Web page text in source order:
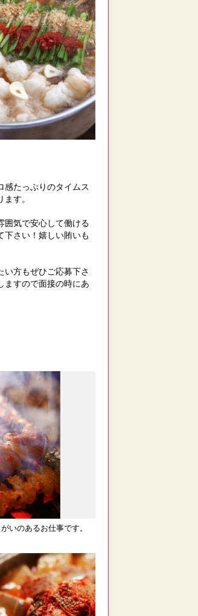
たっぷりのタイムス
す。
囲気で安心して働ける
さい！嬉しい賄いも
方もぜひご応募下さ
ますので面接の時にあ
いのあるお仕事です。